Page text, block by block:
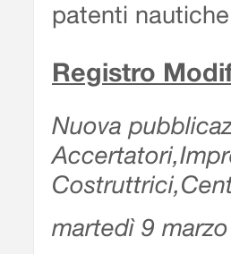
patenti
Registro
Nuova
martedì 9